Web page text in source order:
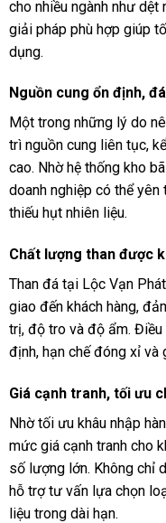
cho nhiều ngành như
giải pháp phù hợp giúp
dụng.
Nguồn cung ổn định,
Một trong những lý do
trì nguồn cung liên tục,
cao. Nhờ hệ thống kho
doanh nghiệp có thể
thiếu hụt nhiên liệu.
Chất lượng than được
Than đá tại Lộc Vạn
giao đến khách hàng,
trị, độ tro và độ ẩm.
định, hạn chế đóng xỉ
Giá cạnh tranh, tối ưu
Nhờ tối ưu khâu nhập
mức giá cạnh tranh cho
số lượng lớn. Không chỉ
hỗ trợ tư vấn lựa chọn
liệu trong dài hạn.